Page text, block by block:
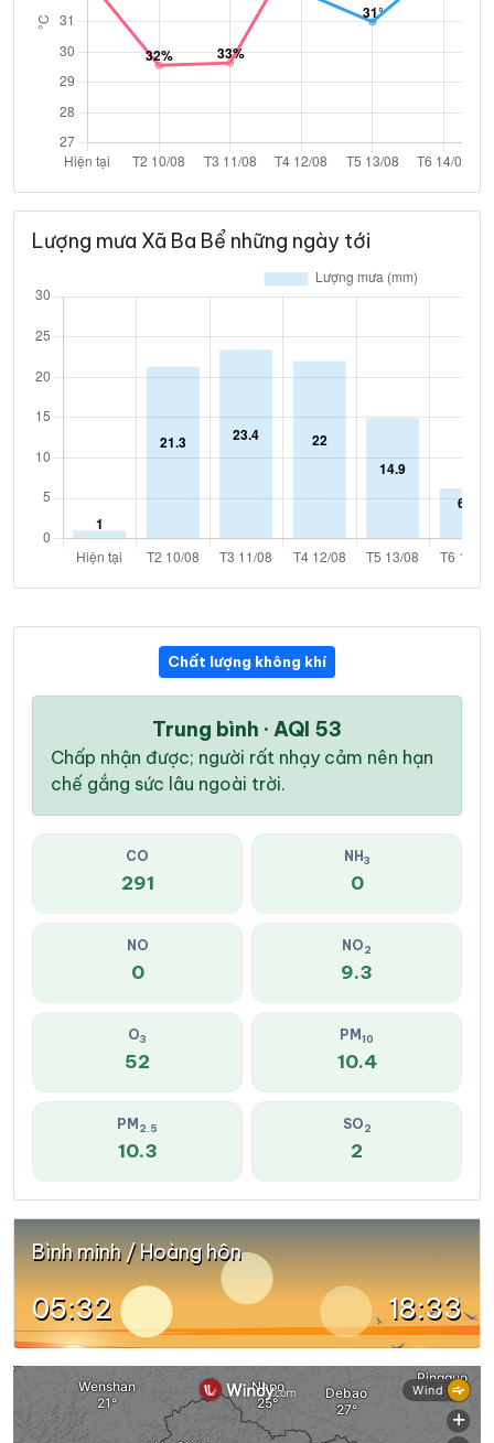
Lượng mưa Xã Ba Bể những ngày tới
Chất lượng không khí
Trung bình · AQI 53
Chấp nhận được; người rất nhạy cảm nên hạn
chế gắng sức lâu ngoài trời.
CO
291
NH 3
0
NO
0
NO2
9.3
O3
52
PM 10
10.4
PM 2.5
10.3
SO2
2
Bình minh / Hoàng hôn
05:32 18:33